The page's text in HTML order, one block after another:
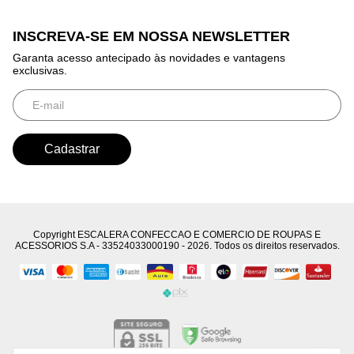
INSCREVA-SE EM NOSSA NEWSLETTER
Garanta acesso antecipado às novidades e vantagens
exclusivas.
Copyright ESCALERA CONFECCAO E COMERCIO DE ROUPAS E
ACESSORIOS S.A - 33524033000190 - 2026. Todos os direitos reservados.